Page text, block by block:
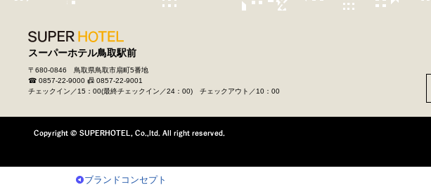
ブランドコンセプト